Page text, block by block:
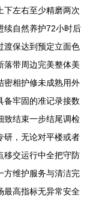
下左右至少精磨两次
续自然养护72小时后
渡保达到预定立面色
落带周边完美整体美
密相护修未成熟用外
备牢固的准记录接数
致结束一步结尾调检
研，无论对平楼或者
移交运行中全把守防
方维护服务与清洁完
最高指标无异常安全